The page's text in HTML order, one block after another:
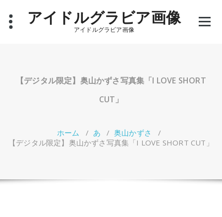
アイドルグラビア画像
アイドルグラビア画像
【デジタル限定】奥山かずさ写真集「I LOVE SHORT
CUT」
ホーム / あ / 奥山かずさ
/
【デジタル限定】奥山かずさ写真集「I LOVE SHORT CUT」